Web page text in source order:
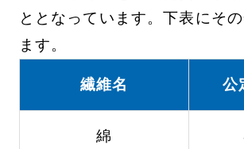
ととなっています。下表にそ
ます。
繊維名 公
綿